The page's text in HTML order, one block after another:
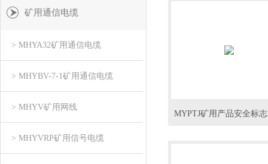
矿用通信电缆
> MHYA32矿用通信电缆
> MHYBV-7-1矿用通信电缆
> MHYV矿用网线
> MHYVRP矿用信号电缆